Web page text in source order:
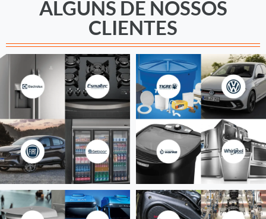
ALGUNS DE NOSSOS
CLIENTES